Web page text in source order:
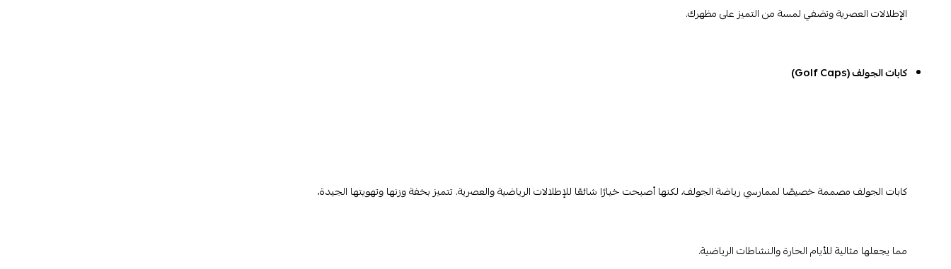
الإطلالات العصرية وتضفي لمسة من التميز على مظهرك.
كابات الجولف (Golf Caps)
كابات الجولف مصممة خصيصًا لممارسي رياضة الجولف، لكنها أصبحت خيارًا شائعًا للإطلالات الرياضية والعصرية. تتميز بخفة وزنها وتهويتها الجيدة،
مما يجعلها مثالية للأيام الحارة والنشاطات الرياضية.